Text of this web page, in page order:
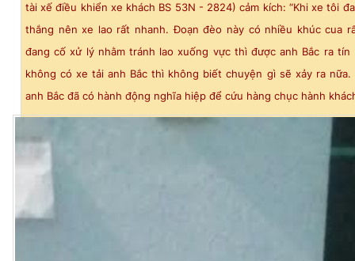
tài xế điều khiển xe khách BS 53N - 2824) cảm kích: “Khi xe tôi
thắng nên xe lao rất nhanh. Đoạn đèo này có nhiều khúc cua
đang cố xử lý nhằm tránh lao xuống vực thì được anh Bắc ra
không có xe tải anh Bắc thì không biết chuyện gì sẽ xảy ra nữa.
anh Bắc đã có hành động nghĩa hiệp để cứu hàng chục hành